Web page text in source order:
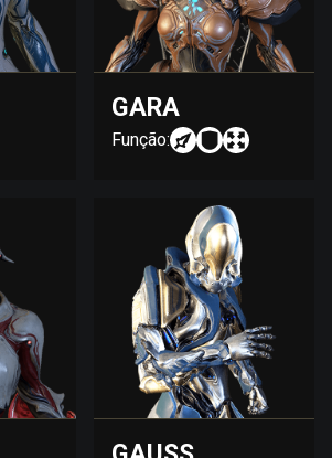
GARA
Função: